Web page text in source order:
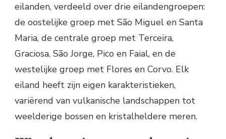
eilanden, verdeeld over drie eilandengroepen:
de oostelijke groep met São Miguel en Santa
Maria, de centrale groep met Terceira,
Graciosa, São Jorge, Pico en Faial, en de
westelijke groep met Flores en Corvo. Elk
eiland heeft zijn eigen karakteristieken,
variërend van vulkanische landschappen tot
weelderige bossen en kristalheldere meren.